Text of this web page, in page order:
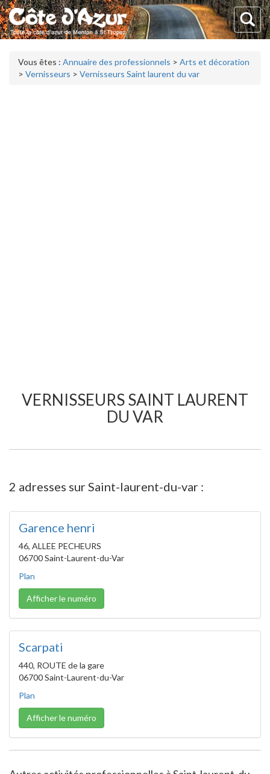
Vous êtes : Annuaire des professionnels > Arts et décoration
> Vernisseurs > Vernisseurs Saint laurent du var
VERNISSEURS SAINT LAURENT
DU VAR
2 adresses sur Saint-laurent-du-var :
Garence henri
46, ALLEE PECHEURS
06700 Saint-Laurent-du-Var
Plan
Afficher le numéro
Scarpati
440, ROUTE de la gare
06700 Saint-Laurent-du-Var
Plan
Afficher le numéro